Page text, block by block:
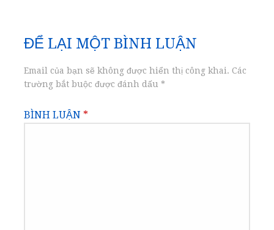
bài
viết
ĐỂ LẠI MỘT BÌNH LUẬN
Email của bạn sẽ không được hiển thị công khai. Các
trường bắt buộc được đánh dấu *
BÌNH LUẬN *